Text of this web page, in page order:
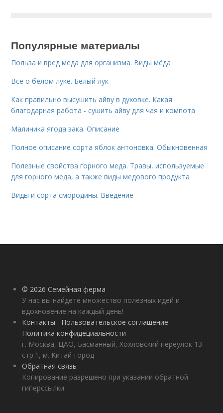
Популярные материалы
Польза и вред меда для организма. Виды мёда
Все о белом луке. Белый лук
Как правильно высушить айву в духовке. Какая
благодарная работа - сушить айву для чая и компота
Малиника ягода зака. Описание
Полное описание сорта яблок антоновка. Обыкновенная
Полезные свойства горного меда. Травы, используемые
для горного меда, а также виды медового продукта
Виды и сорта смородины. Введение
© 2026 Семейная ферма
У нас вы найдете множество полезных идей и
вдохновение на каждый день!
Контакты
Пользовательское соглашение
Политика конфидециальности
г. Москва, ЦАО, Басманный, Хохловский переулок 13
стр.1, м. Китай-город
Обратная связь
Копирование разрешено при указании обратной
гиперссылки.